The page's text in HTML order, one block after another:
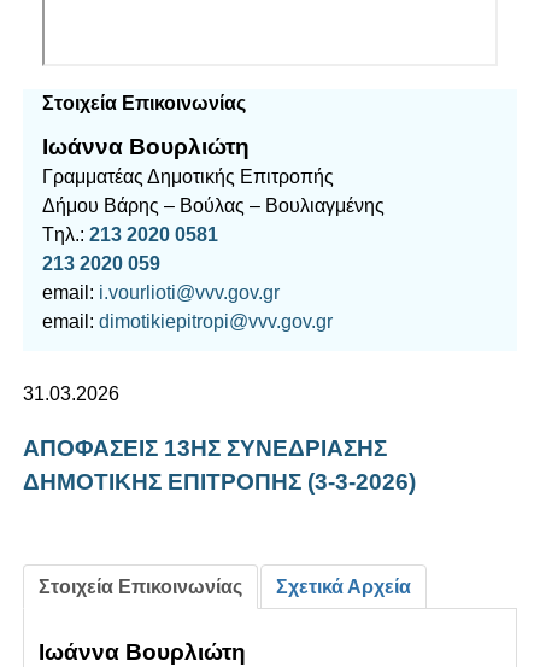
Στοιχεία Επικοινωνίας
Ιωάννα Βουρλιώτη
Γραμματέας Δημοτικής Επιτροπής
Δήμου Βάρης – Βούλας – Βουλιαγμένης
Tηλ.:213 2020 0581
213 2020 059
email: i.vourlioti@vvv.gov.gr
email:dimotikiepitropi@vvv.gov.gr
31.03.2026
ΑΠΟΦΑΣΕΙΣ 13ΗΣ ΣΥΝΕΔΡΙΑΣΗΣ
ΔΗΜΟΤΙΚΗΣ ΕΠΙΤΡΟΠΗΣ (3-3-2026)
Στοιχεία Επικοινωνίας Σχετικά Αρχεία
Ιωάννα Βουρλιώτη